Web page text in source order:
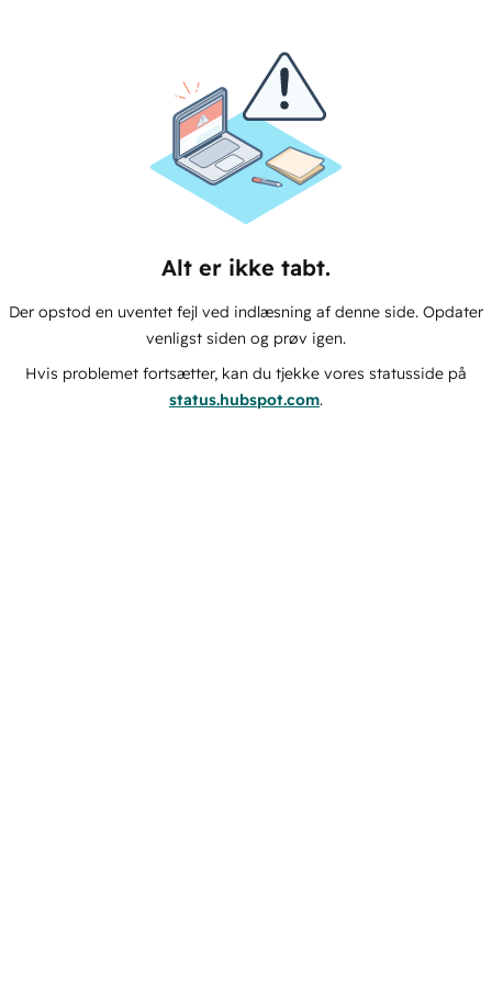
Alt er ikke tabt.
Der opstod en uventet fejl ved indlæsning af denne side. Opdater
venligst siden og prøv igen.
Hvis problemet fortsætter, kan du tjekke vores statusside på
status.hubspot.com.